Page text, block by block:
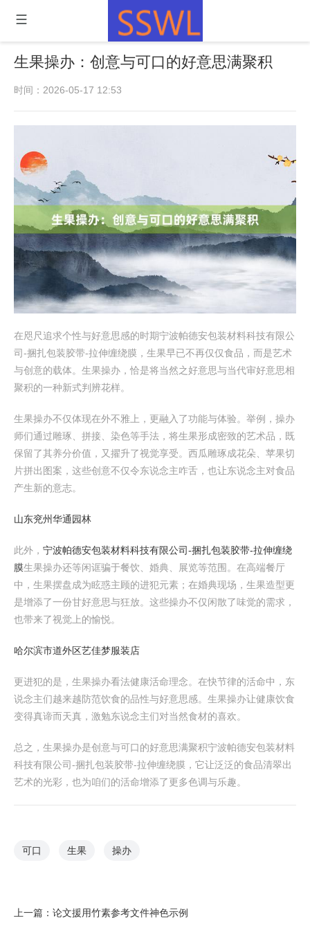
生果操办：创意与可口的好意思满聚积
时间：2026-05-17 12:53
在咫尺追求个性与好意思感的时期宁波帕德安包装材料科技有限公
司-捆扎包装胶带-拉伸缠绕膜，生果早已不再仅仅食品，而是艺术
与创意的载体。生果操办，恰是将当然之好意思与当代审好意思相
聚积的一种新式判辨花样。
生果操办不仅体现在外不雅上，更融入了功能与体验。举例，操办
师们通过雕琢、拼接、染色等手法，将生果形成密致的艺术品，既
保留了其养分价值，又擢升了视觉享受。西瓜雕琢成花朵、苹果切
片拼出图案，这些创意不仅令东说念主咋舌，也让东说念主对食品
产生新的意志。
山东兖州华通园林
此外， 宁波帕德安包装材料科技有限公司-捆扎包装胶带-拉伸缠绕
膜生果操办还等闲诓骗于餐饮、婚典、展览等范围。在高端餐厅
中，生果摆盘成为眩惑主顾的进犯元素；在婚典现场，生果造型更
是增添了一份甘好意思与狂放。这些操办不仅闲散了味觉的需求，
也带来了视觉上的愉悦。
哈尔滨市道外区艺佳梦服装店
更进犯的是，生果操办看法健康活命理念。在快节律的活命中，东
说念主们越来越防范饮食的品性与好意思感。生果操办让健康饮食
变得真谛而天真，激勉东说念主们对当然食材的喜欢。
总之，生果操办是创意与可口的好意思满聚积宁波帕德安包装材料
科技有限公司-捆扎包装胶带-拉伸缠绕膜，它让泛泛的食品清翠出
艺术的光彩，也为咱们的活命增添了更多色调与乐趣。
可口 生果 操办
上一篇： 论文援用竹素参考文件神色示例